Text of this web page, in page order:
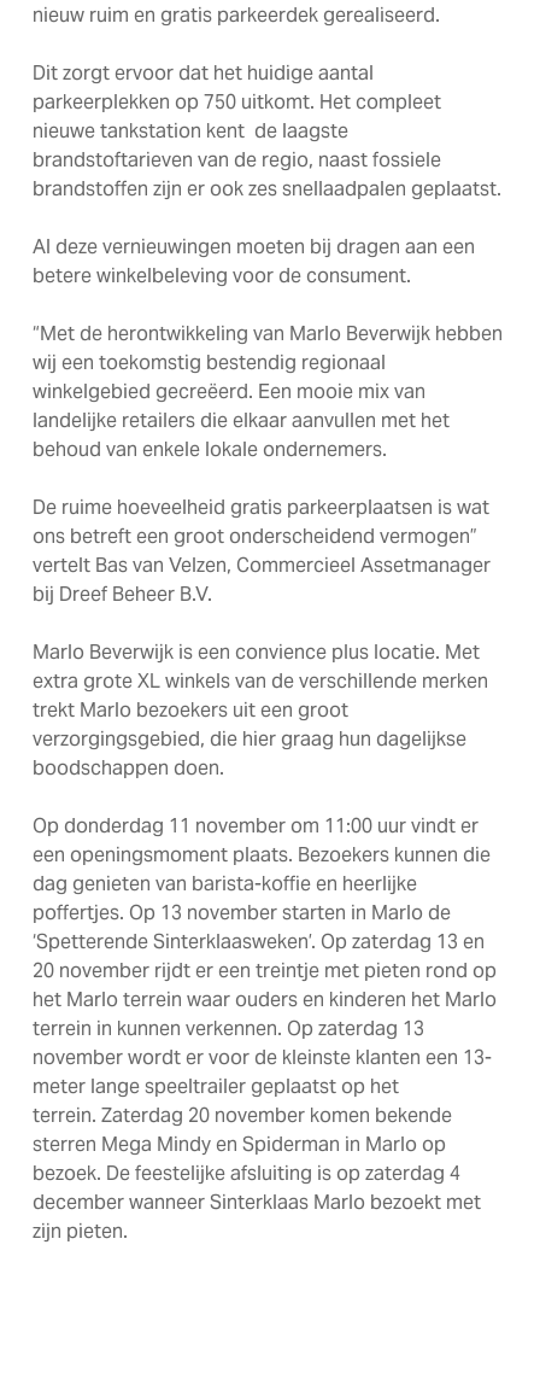
nieuw ruim en gratis parkeerdek gerealiseerd.
Dit zorgt ervoor dat het huidige aantal
parkeerplekken op 750 uitkomt. Het compleet
nieuwe tankstation kent de laagste
brandstoftarieven van de regio, naast fossiele
brandstoffen zijn er ook zes snellaadpalen geplaatst.
Al deze vernieuwingen moeten bij dragen aan een
betere winkelbeleving voor de consument.
“Met de herontwikkeling van Marlo Beverwijk hebben
wij een toekomstig bestendig regionaal
winkelgebied gecreëerd. Een mooie mix van
landelijke retailers die elkaar aanvullen met het
behoud van enkele lokale ondernemers.
De ruime hoeveelheid gratis parkeerplaatsen is wat
ons betreft een groot onderscheidend vermogen”
vertelt Bas van Velzen, Commercieel Assetmanager
bij Dreef Beheer B.V.
Marlo Beverwijk is een convience plus locatie. Met
extra grote XL winkels van de verschillende merken
trekt Marlo bezoekers uit een groot
verzorgingsgebied, die hier graag hun dagelijkse
boodschappen doen.
Op donderdag 11 november om 11:00 uur vindt er
een openingsmoment plaats. Bezoekers kunnen die
dag genieten van barista-koffie en heerlijke
poffertjes. Op 13 november starten in Marlo de
‘Spetterende Sinterklaasweken’. Op zaterdag 13 en
20 november rijdt er een treintje met pieten rond op
het Marlo terrein waar ouders en kinderen het Marlo
terrein in kunnen verkennen. Op zaterdag 13
november wordt er voor de kleinste klanten een 13-
meter lange speeltrailer geplaatst op het
terrein. Zaterdag 20 november komen bekende
sterren Mega Mindy en Spiderman in Marlo op
bezoek. De feestelijke afsluiting is op zaterdag 4
december wanneer Sinterklaas Marlo bezoekt met
zijn pieten.